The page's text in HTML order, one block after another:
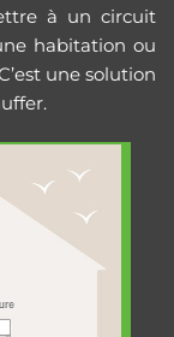
à un circuit
habitation ou
une solution